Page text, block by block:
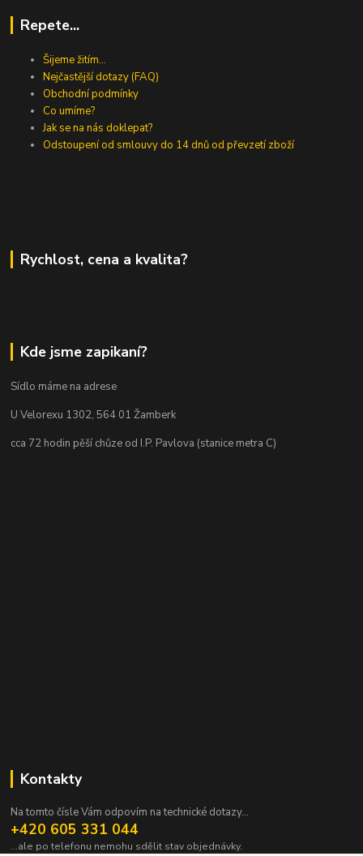
Repete...
Šijeme žitím...
Nejčastější dotazy (FAQ)
Obchodní podmínky
Co umíme?
Jak se na nás doklepat?
Odstoupení od smlouvy do 14 dnů od převzetí zboží
Rychlost, cena a kvalita?
Kde jsme zapikaní?
Sídlo máme na adrese
U Velorexu 1302, 564 01 Žamberk
cca 72 hodin pěší chůze od I.P. Pavlova (stanice metra C)
Kontakty
Na tomto čísle Vám odpovím na technické dotazy...
+420 605 331 044
...ale po telefonu nemohu sdělit stav objednávky.